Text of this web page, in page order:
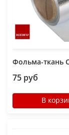
Фольма-ткань
75 руб
В